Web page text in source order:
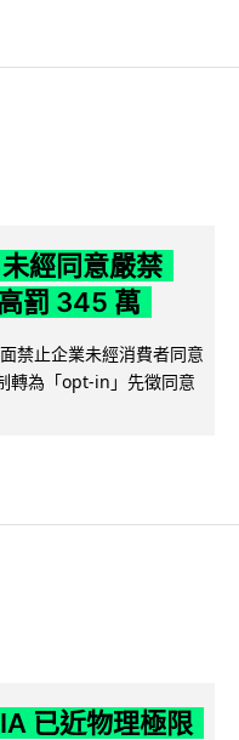
經同意嚴禁
罰 345 萬
禁止企業未經消費者同意
轉為「opt-in」先徵同意
已近物理極限